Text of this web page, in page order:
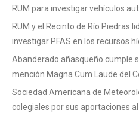
RUM para investigar vehículos
RUM y el Recinto de Río Piedras
investigar PFAS en los recursos
Abanderado añasqueño cumple
mención Magna Cum Laude del
Sociedad Americana de
colegiales por sus aportaciones